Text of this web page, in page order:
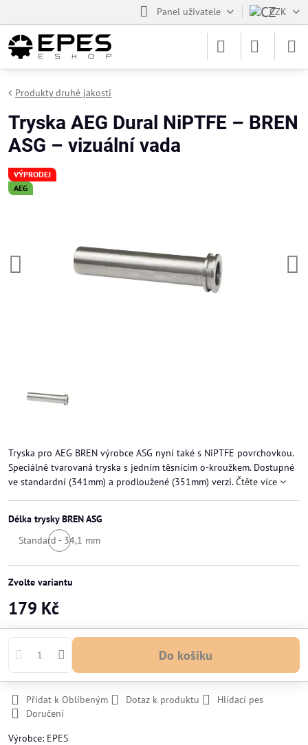
Panel uživatele CZK
VÝPRODEJ
AEG
Produkty druhé jakosti
Tryska AEG Dural NiPTFE – BREN
ASG – vizuální vada
Tryska pro AEG BREN výrobce ASG nyní také s NiPTFE povrchovkou.
Speciálně tvarovaná tryska s jedním těsnícím o-kroužkem. Dostupné
ve standardní (341mm) a prodloužené (351mm) verzi.Čtěte více
Délka trysky BREN ASG
Standard - 34,1 mm
Zvolte variantu
179 Kč
Do košíku
Přidat k Oblíbeným Dotaz k produktu
Hlídací pes
Doručení
Výrobce: EPES